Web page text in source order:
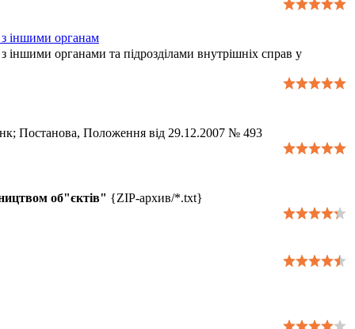
з іншими органам
іншими органами та підрозділами внутрішніх справ у
Постанова, Положення від 29.12.2007 № 493
об"єктів" {ZIP-архив/*.txt}